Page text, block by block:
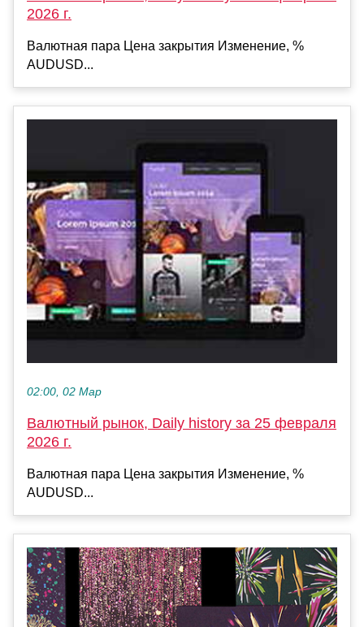
2026 г.
Валютная пара Цена закрытия Изменение, %
AUDUSD...
02:00, 02 Мар
Валютный рынок, Daily history за 25 февраля
2026 г.
Валютная пара Цена закрытия Изменение, %
AUDUSD...